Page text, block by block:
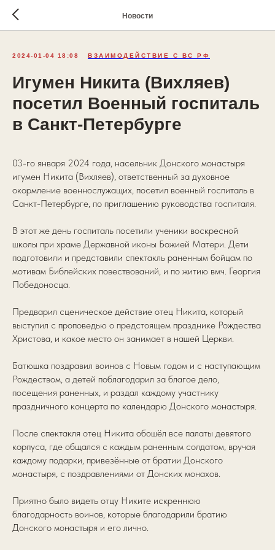
Новости
2024-01-04 18:08 ВЗАИМОДЕЙСТВИЕ С ВС РФ
Игумен Никита (Вихляев)
посетил Военный госпиталь
в Санкт-Петербурге
03-го января 2024 года, насельник Донского монастыря
игумен Никита (Вихляев), ответственный за духовное
окормление военнослужащих, посетил военный госпиталь в
Санкт-Петербурге, по приглашению руководства госпиталя.
В этот же день госпиталь посетили ученики воскресной
школы при храме Державной иконы Божией Матери. Дети
подготовили и представили спектакль раненным бойцам по
мотивам Библейских повествований, и по житию вмч. Георгия
Победоносца.
Предварил сценическое действие отец Никита, который
выступил с проповедью о предстоящем празднике Рождества
Христова, и какое место он занимает в нашей Церкви.
Батюшка поздравил воинов с Новым годом и с наступающим
Рождеством, а детей поблагодарил за благое дело,
посещения раненных, и раздал каждому участнику
праздничного концерта по календарю Донского монастыря.
После спектакля отец Никита обошёл все палаты девятого
корпуса, где общался с каждым раненным солдатом, вручая
каждому подарки, привезённые от братии Донского
монастыря, с поздравлениями от Донских монахов.
Приятно было видеть отцу Никите искреннюю
благодарность воинов, которые благодарили братию
Донского монастыря и его лично.